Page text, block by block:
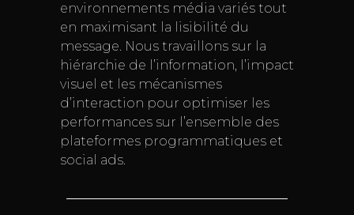
environnements média variés tout
en maximisant la lisibilité du
message. Nous travaillons sur la
hiérarchie de l’information, l’impact
visuel et les mécanismes
d’interaction pour optimiser les
performances sur l’ensemble des
plateformes programmatiques et
social ads.